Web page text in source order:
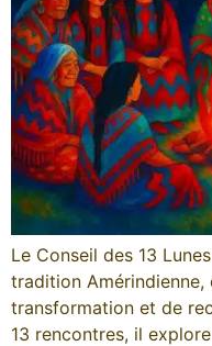
Le Conseil des 13
tradition Amérindienne,
transformation et de
13 rencontres, il